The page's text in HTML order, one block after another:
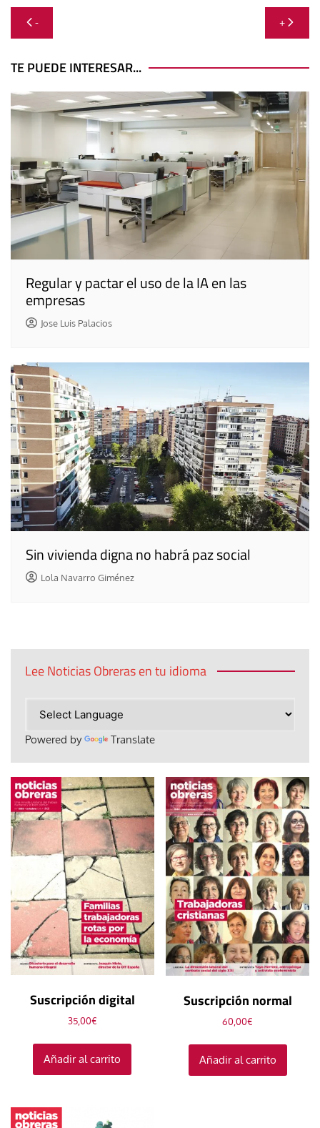
Navegación
de
entradas
- +
TE PUEDE INTERESAR...
Regular y pactar el uso de la IA en las
empresas
Jose Luis Palacios
Sin vivienda digna no habrá paz social
Lola Navarro Giménez
Lee Noticias Obreras en tu idioma
Powered by Translate
Suscripción digital
35,00€
Añadir al carrito
Suscripción normal
60,00€
Añadir al carrito